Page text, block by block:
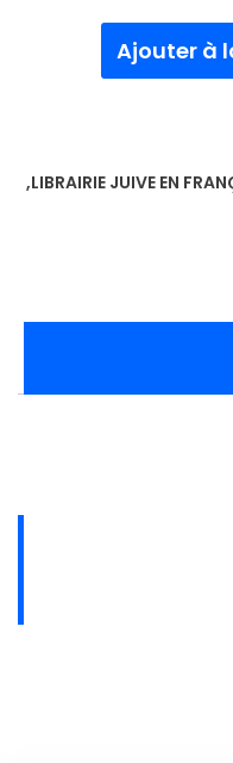
Ajouter à
LIBRAIRIE JUIVE EN
,